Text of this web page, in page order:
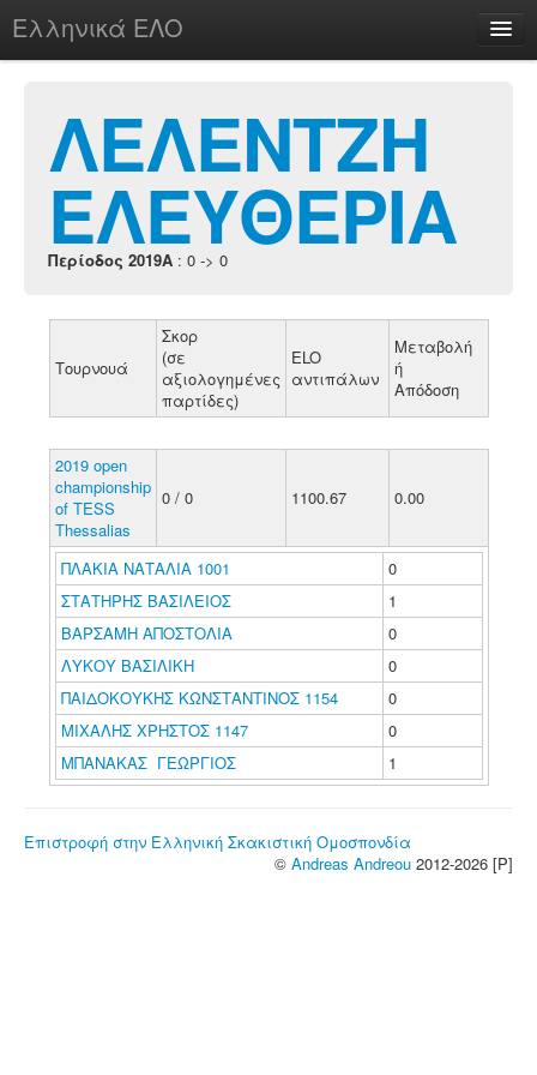
Ελληνικά ΕΛΟ
chesstu.be @ discord
Login
ΛΕΛΕΝΤΖΗ
ΕΛΕΥΘΕΡΙΑ
Περίοδος 2019A : 0 -> 0
Τουρνουά
Σκορ
(σε
αξιολογημένες
παρτίδες)
ELO
αντιπάλων
Μεταβολή
ή
Απόδοση
2019 open
championship
of TESS
Thessalias
0 / 0 1100.67 0.00
ΠΛΑΚΙΑ ΝΑΤΑΛΙΑ 1001
0
ΣΤΑΤΗΡΗΣ ΒΑΣΙΛΕΙΟΣ
1
ΒΑΡΣΑΜΗ ΑΠΟΣΤΟΛΙΑ
0
ΛΥΚΟΥ ΒΑΣΙΛΙΚΗ
0
ΠΑΙΔΟΚΟΥΚΗΣ ΚΩΝΣΤΑΝΤΙΝΟΣ 1154
0
ΜΙΧΑΛΗΣ ΧΡΗΣΤΟΣ 1147
0
ΜΠΑΝΑΚΑΣ ΓΕΩΡΓΙΟΣ
1
Επιστροφή στην Ελληνική Σκακιστική Ομοσπονδία
© Andreas Andreou 2012-2026 [P]